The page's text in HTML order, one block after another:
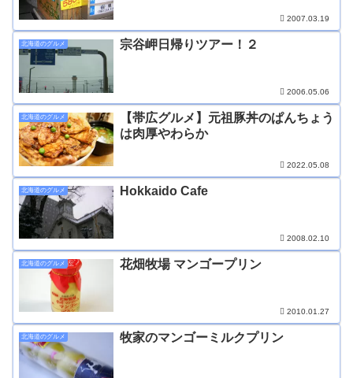
2007.03.19
北海道のグルメ 宗谷岬日帰りツアー！２
2006.05.06
北海道のグルメ
【帯広グルメ】元祖豚丼のぱんちょう
は肉厚やわらか
2022.05.08
北海道のグルメ Hokkaido Cafe
2008.02.10
北海道のグルメ 花畑牧場 マンゴープリン
2010.01.27
北海道のグルメ 牧家のマンゴーミルクプリン